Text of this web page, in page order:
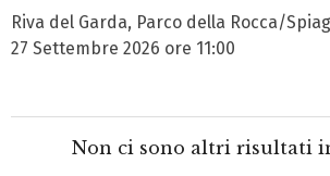
Riva del Garda, Parco della Rocca/
27 Settembre 2026 ore 11:00
Non ci sono altri risultati